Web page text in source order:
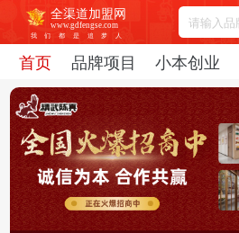
全渠道加盟网
www.gdfengse.com
我
们 都 是 追 梦 人
首页 品牌项目 小本创业